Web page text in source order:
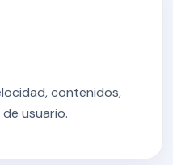
contenidos,
usuario.